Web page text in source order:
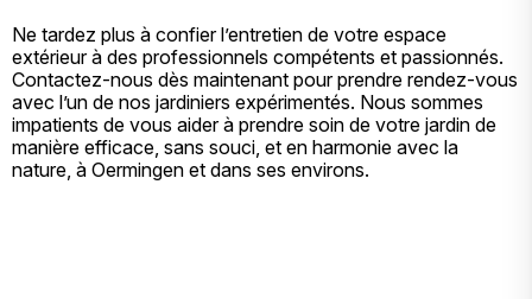
Ne tardez plus à confier l’entretien de votre espace
extérieur à des professionnels compétents et passionnés.
Contactez-nous dès maintenant pour prendre rendez-vous
avec l’un de nos jardiniers expérimentés. Nous sommes
impatients de vous aider à prendre soin de votre jardin de
manière efficace, sans souci, et en harmonie avec la
nature, à Oermingen et dans ses environs.